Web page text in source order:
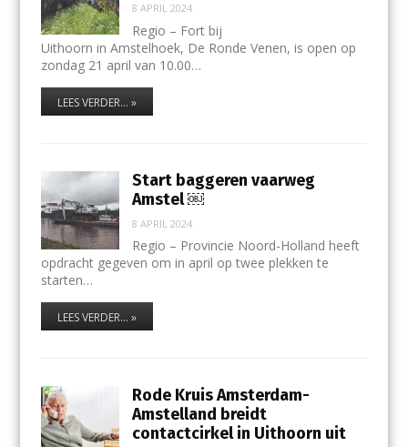
8 APRIL 2024
Regio – Fort bij
Uithoorn in Amstelhoek, De Ronde Venen, is open op
zondag 21 april van 10.00…
LEES VERDER... »
Start baggeren vaarweg
Amstel ￼
8 APRIL 2024
Regio – Provincie Noord-Holland heeft
opdracht gegeven om in april op twee plekken te
starten…
LEES VERDER... »
Rode Kruis Amsterdam-
Amstelland breidt
contactcirkel in Uithoorn uit